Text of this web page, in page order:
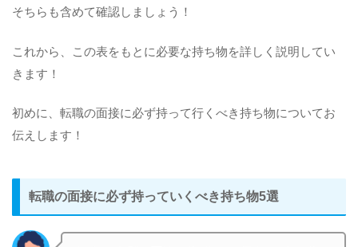
そちらも含めて確認しましょう！
これから、この表をもとに必要な持ち物を詳しく説明してい
きます！
初めに、転職の面接に必ず持って行くべき持ち物についてお
伝えします！
転職の面接に必ず持っていくべき持ち物5選